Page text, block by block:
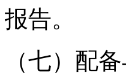
报告。
（七）配